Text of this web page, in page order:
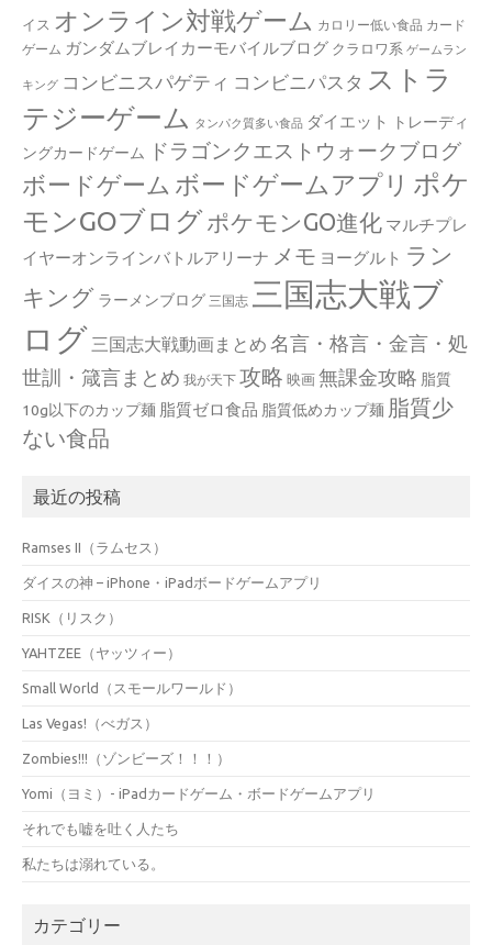
イス オンライン対戦ゲーム カロリー低い食品 カード
ゲーム ガンダムブレイカーモバイルブログ クラロワ系 ゲームラン
キング コンビニスパゲティ コンビニパスタ ストラ
テジーゲーム
タンパク質多い食品 ダイエット
トレーディ
ングカードゲーム
ドラゴンクエストウォークブログ
ボードゲーム ボードゲームアプリ ポケ
モンGOブログ ポケモンGO進化 マルチプレ
イヤーオンラインバトルアリーナ メモ ヨーグルト ラン
キング ラーメンブログ 三国志 三国志大戦ブ
ログ 三国志大戦動画まとめ 名言・格言・金言・処
世訓・箴言まとめ 我が天下 攻略 映画 無課金攻略 脂質
10g以下のカップ麺 脂質ゼロ食品 脂質低めカップ麺 脂質少
ない食品
最近の投稿
Ramses II（ラムセス）
ダイスの神 – iPhone・iPadボードゲームアプリ
RISK（リスク）
YAHTZEE（ヤッツィー）
Small World（スモールワールド）
Las Vegas!（べガス）
Zombies!!!（ゾンビーズ！！！）
Yomi（ヨミ）- iPadカードゲーム・ボードゲームアプリ
それでも嘘を吐く人たち
私たちは溺れている。
カテゴリー